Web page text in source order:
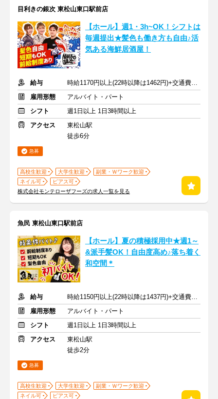
目利きの銀次 東松山東口駅前店
【ホール】週1・3h~OK！シフトは
毎週提出★髪色も働き方も自由♪活
気ある海鮮居酒屋！
給与
時給1170円以上(22時以降は1462円)+交通費規定内支給
雇用形態
アルバイト・パート
シフト
週1日以上 1日3時間以上
アクセス
東松山駅
徒歩6分
急募
高校生歓迎 大学生歓迎
副業・Ｗワーク歓迎
ネイル可
ピアス可
株式会社モンテローザフーズの求人一覧を見る
魚民 東松山東口駅前店
【ホール】夏の積極採用中★週1～
&派手髪OK！自由度高め♪落ち着く
和空間＊
給与
時給1150円以上(22時以降は1437円)+交通費規定内支給
雇用形態
アルバイト・パート
シフト
週1日以上 1日3時間以上
アクセス
東松山駅
徒歩2分
急募
高校生歓迎 大学生歓迎
副業・Ｗワーク歓迎
ネイル可
ピアス可